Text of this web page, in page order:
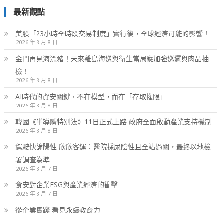
最新觀點
美股「23小時全時段交易制度」實行後，全球經濟可能的影響！
2026 年 8 月 8 日
金門再見海漂豬！未來離島海巡與衛生當局應加強巡邏與肉品抽
檢！
2026 年 8 月 8 日
AI時代的資安關鍵，不在模型，而在「存取權限」
2026 年 8 月 8 日
韓國《半導體特別法》11日正式上路 政府全面啟動產業支持機制
2026 年 8 月 8 日
駕駛快篩陽性 欣欣客運：醫院採尿陰性且全站過關，最終以地檢
署調查為準
2026 年 8 月 7 日
食安對企業ESG與產業經濟的衝擊
2026 年 8 月 7 日
從企業實踐 看見永續教育力